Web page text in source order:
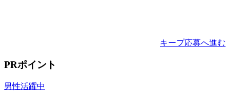
キープ応募へ進む
PRポイント
男性活躍中